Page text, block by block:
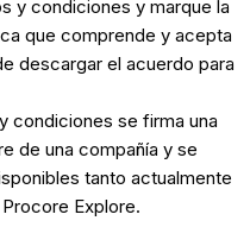
y condiciones y marque la
que comprende y acepta
descargar el acuerdo para
condiciones se firma una
de una compañía y se
tanto actualmente
Explore.